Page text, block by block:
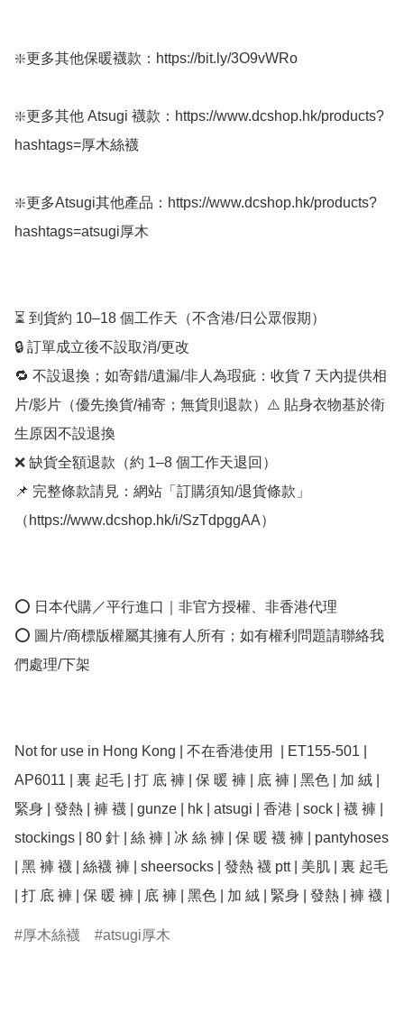
❇️更多其他保暖襪款：https://bit.ly/3O9vWRo
❇️更多其他 Atsugi 襪款：https://www.dcshop.hk/products?
hashtags=厚木絲襪
❇️更多Atsugi其他產品：https://www.dcshop.hk/products?
hashtags=atsugi厚木
⏳ 到貨約 10–18 個工作天（不含港/日公眾假期）
🔒 訂單成立後不設取消/更改
🔁 不設退換；如寄錯/遺漏/非人為瑕疵：收貨 7 天內提供相
片/影片（優先換貨/補寄；無貨則退款）⚠️ 貼身衣物基於衛
生原因不設退換
❌ 缺貨全額退款（約 1–8 個工作天退回）
📌 完整條款請見：網站「訂購須知/退貨條款」
（https://www.dcshop.hk/i/SzTdpggAA）
⭕ 日本代購／平行進口｜非官方授權、非香港代理
⭕ 圖片/商標版權屬其擁有人所有；如有權利問題請聯絡我
們處理/下架
Not for use in Hong Kong | 不在香港使用  | ET155-501 |
AP6011 | 裏 起毛 | 打 底 褲 | 保 暖 褲 | 底 褲 | 黑色 | 加 絨 |
緊身 | 發熱 | 褲 襪 | gunze | hk | atsugi | 香港 | sock | 襪 褲 |
stockings | 80 針 | 絲 褲 | 冰 絲 褲 | 保 暖 襪 褲 | pantyhoses
| 黑 褲 襪 | 絲襪 褲 | sheersocks | 發熱 襪 ptt | 美肌 | 裏 起毛
厚木絲襪 atsugi厚木